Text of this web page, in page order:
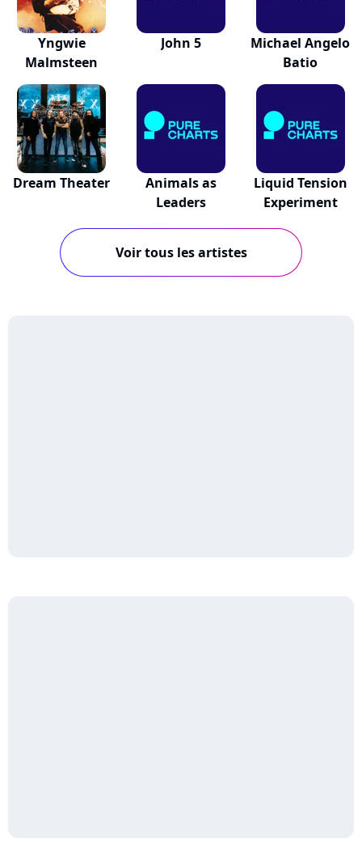
Yngwie
Malmsteen
John 5
Michael Angelo
Batio
Dream Theater
Animals as
Leaders
Liquid Tension
Experiment
Voir tous les artistes